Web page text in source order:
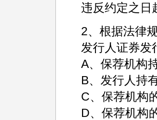
违反约定之日
2、根据法律
发行人证券发
A、保荐机构
B、发行人持
C、保荐机构
D、保荐机构